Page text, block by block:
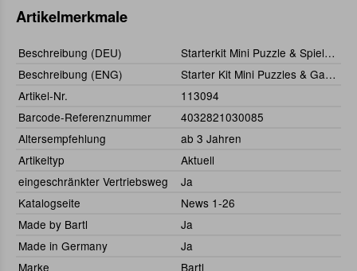
Artikelmerkmale
Beschreibung (DEU)
Starterkit Mini Puzzle & Spiele (120)
Beschreibung (ENG)
Starter Kit Mini Puzzles & Games (120)
Artikel-Nr.
113094
Barcode-Referenznummer
4032821030085
Altersempfehlung
ab 3 Jahren
Artikeltyp
Aktuell
eingeschränkter Vertriebsweg
Ja
Katalogseite
News 1-26
Made by Bartl
Ja
Made in Germany
Ja
Marke
Bartl